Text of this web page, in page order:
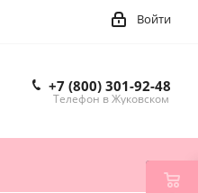
Войти
+7 (800) 301-92-48
Телефон в Жуковском